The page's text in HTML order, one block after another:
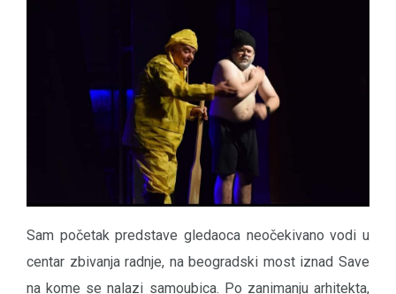
Sam početak predstave gledaoca neočekivano vodi u
centar zbivanja radnje, na beogradski most iznad Save
na kome se nalazi samoubica. Po zanimanju arhitekta,